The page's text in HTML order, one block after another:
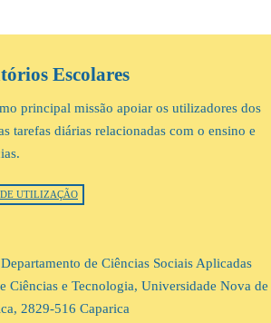
Escolares
principal missão apoiar os utilizadores dos
tarefas diárias relacionadas com o ensino e
UTILIZAÇÃO
de Ciências Sociais Aplicadas
Ciências e Tecnologia, Universidade Nova de
2829-516 Caparica